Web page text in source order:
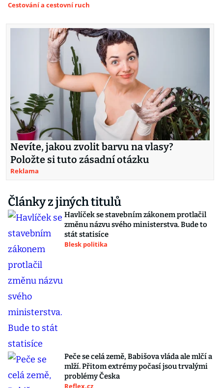
Cestování a cestovní ruch
Nevíte, jakou zvolit barvu na vlasy?
Položte si tuto zásadní otázku
Reklama
Články z jiných titulů
Havlíček se stavebním zákonem protlačil
změnu názvu svého ministerstva. Bude to
stát statisíce
Blesk politika
Peče se celá země, Babišova vláda ale mlčí a
mlží. Přitom extrémy počasí jsou trvalými
problémy Česka
Reflex.cz